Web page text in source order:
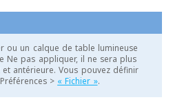
ou un calque de table lumineuse
Ne pas appliquer, il ne sera plus
antérieure. Vous pouvez définir
> « Fichier ».